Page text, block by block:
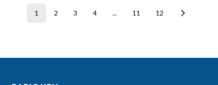
1 2 3 4 ... 11 12